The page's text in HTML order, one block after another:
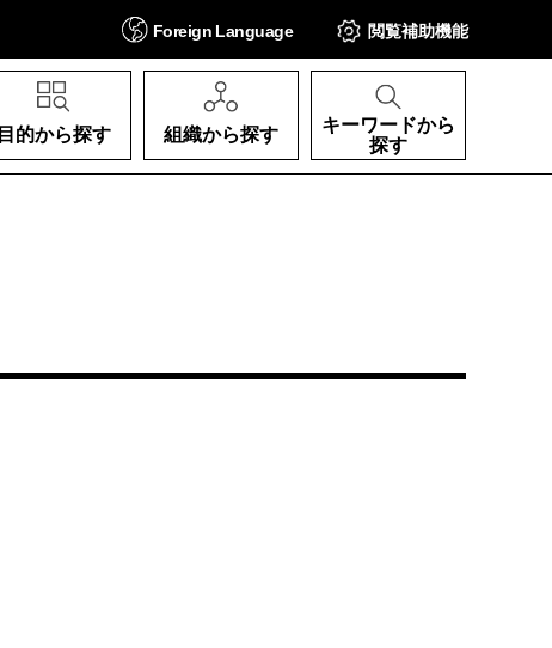
Foreign Language 閲覧補助機能
目的から探す 組織から探す
キーワードから
探す